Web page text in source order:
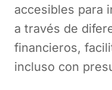
accesibles para
a través de
financieros,
incluso con